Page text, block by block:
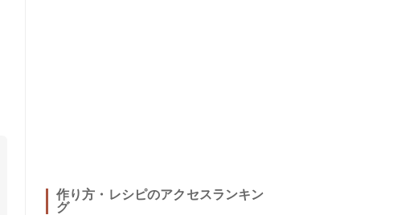
作り方・レシピのアクセスランキン
グ